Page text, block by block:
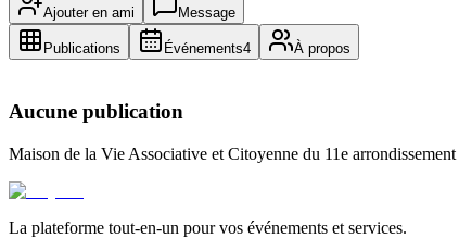
Ajouter en ami Message
Publications Événements4 À propos
Aucune publication
Maison de la Vie Associative et Citoyenne du 11e arrondissement
La plateforme tout-en-un pour vos événements et services.